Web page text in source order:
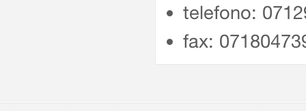
telefono:
fax: